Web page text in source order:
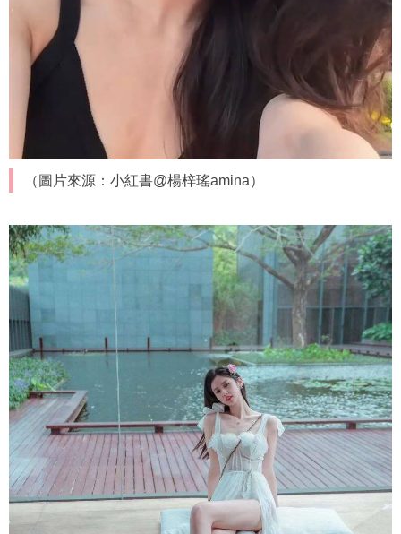
（圖片來源：小紅書@楊梓瑤amina）